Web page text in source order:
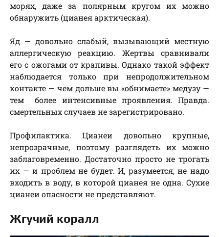
морях, даже за полярным кругом их можно
обнаружить (цианея арктическая).
Яд — довольно слабый, вызывающий местную
аллергическую реакцию. Жертвы сравнивали
его с ожогами от крапивы. Однако такой эффект
наблюдается только при непродолжительном
контакте — чем дольше вы «обнимаете» медузу —
тем более интенсивные проявления. Правда.
смертельных случаев не зарегистрировано.
Профилактика. Цианеи довольно крупные,
непрозрачные, поэтому разглядеть их можно
заблаговременно. Достаточно просто не трогать
их — и проблем не будет. И, разумеется, не надо
входить в воду, в которой цианея не одна. Сухие
цианеи опасности не представляют.
Жгучий коралл